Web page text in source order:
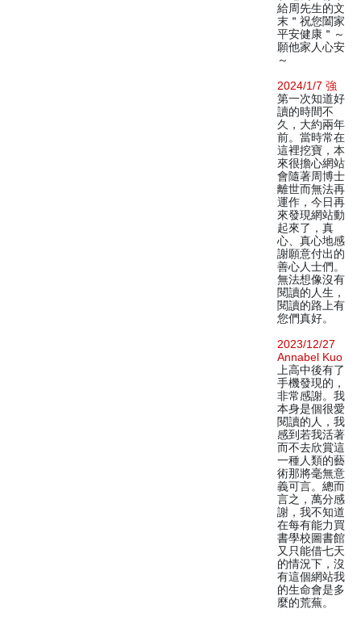
給周先生的文
末＂祝您闔家
平安健康＂～
願他家人心安
～
2024/1/7 強
第一次知道好
讀的時間不
久，大約兩年
前。當時常在
這裡挖寶，本
來很擔心網站
會隨著周博士
離世而無法再
運作，今日再
來發現網站動
起來了，真
心、真心地感
謝願意付出的
善心人士們。
無法想像沒有
閱讀的人生，
閱讀的路上有
您們真好。
2023/12/27
Annabel Kuo
上高中後有了
手機發現的，
非常感謝。我
本身是個很愛
閱讀的人，我
感到若我活著
而不去欣賞這
一種人類的藝
術那將毫無意
義可言。總而
言之，萬分感
謝，我不知道
在每有能力買
書學校圖書館
又只能借七天
的情況下，沒
有這個網站我
的生命會是多
麼的荒蕪。